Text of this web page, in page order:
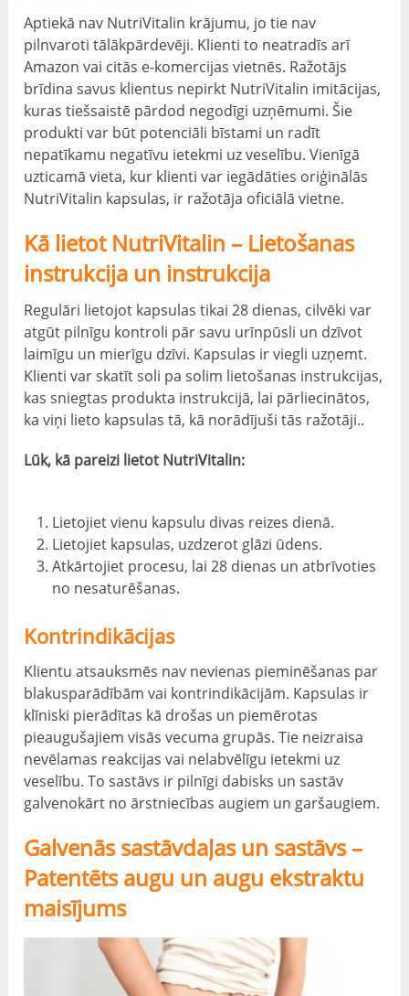
Aptiekā nav NutriVitalin krājumu, jo tie nav
pilnvaroti tālākpārdevēji. Klienti to neatradīs arī
Amazon vai citās e-komercijas vietnēs. Ražotājs
brīdina savus klientus nepirkt NutriVitalin imitācijas,
kuras tiešsaistē pārdod negodīgi uzņēmumi. Šie
produkti var būt potenciāli bīstami un radīt
nepatīkamu negatīvu ietekmi uz veselību. Vienīgā
uzticamā vieta, kur klienti var iegādāties oriģinālās
NutriVitalin kapsulas, ir ražotāja oficiālā vietne.
Kā lietot NutriVitalin – Lietošanas
instrukcija un instrukcija
Regulāri lietojot kapsulas tikai 28 dienas, cilvēki var
atgūt pilnīgu kontroli pār savu urīnpūsli un dzīvot
laimīgu un mierīgu dzīvi. Kapsulas ir viegli uzņemt.
Klienti var skatīt soli pa solim lietošanas instrukcijas,
kas sniegtas produkta instrukcijā, lai pārliecinātos,
ka viņi lieto kapsulas tā, kā norādījuši tās ražotāji..
Lūk, kā pareizi lietot NutriVitalin:
Lietojiet vienu kapsulu divas reizes dienā.
Lietojiet kapsulas, uzdzerot glāzi ūdens.
Atkārtojiet procesu, lai 28 dienas un atbrīvoties
no nesaturēšanas.
Kontrindikācijas
Klientu atsauksmēs nav nevienas pieminēšanas par
blakusparādībām vai kontrindikācijām. Kapsulas ir
klīniski pierādītas kā drošas un piemērotas
pieaugušajiem visās vecuma grupās. Tie neizraisa
nevēlamas reakcijas vai nelabvēlīgu ietekmi uz
veselību. To sastāvs ir pilnīgi dabisks un sastāv
galvenokārt no ārstniecības augiem un garšaugiem.
Galvenās sastāvdaļas un sastāvs –
Patentēts augu un augu ekstraktu
maisījums